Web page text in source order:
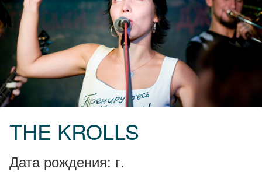
THE KROLLS
Дата рождения: г.